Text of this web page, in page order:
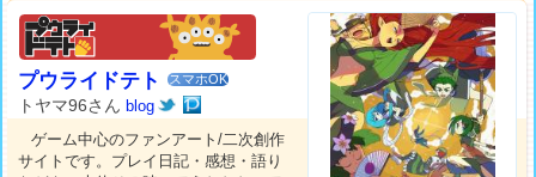
プウライドテト スマホOK
トヤマ96さんblog
ゲーム中心のファンアート/二次創作
サイトです。プレイ日記・感想・語り